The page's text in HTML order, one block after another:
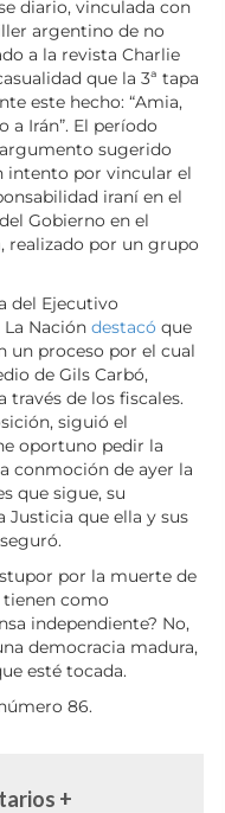
diario, vinculada con
argentino de no
a la revista Charlie
que la 3ª tapa
este hecho: “Amia,
a Irán”. El período
sugerido
intento por vincular el
iraní en el
Gobierno en el
realizado por un grupo
del Ejecutivo
Nación destacó que
un proceso por el cual
de Gils Carbó,
de los fiscales.
siguió el
oportuno pedir la
conmoción de ayer la
que sigue, su
Justicia que ella y sus
por la muerte de
como
independiente? No,
democracia madura,
esté tocada.
86.
+